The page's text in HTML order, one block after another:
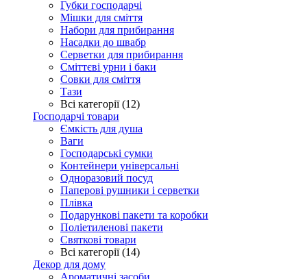
Губки господарчі
Мішки для сміття
Набори для прибирання
Насадки до швабр
Серветки для прибирання
Сміттєві урни і баки
Совки для сміття
Тази
Всі категорії (12)
Господарчі товари
Ємкість для душа
Ваги
Господарські сумки
Контейнери універсальні
Одноразовий посуд
Паперові рушники і серветки
Плівка
Подарункові пакети та коробки
Поліетиленові пакети
Святкові товари
Всі категорії (14)
Декор для дому
Ароматичні засоби